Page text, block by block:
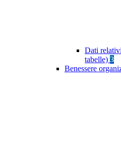
Dati
tabelle) 3
Benessere